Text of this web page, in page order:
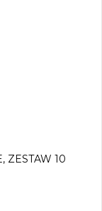
ZESTAW 10